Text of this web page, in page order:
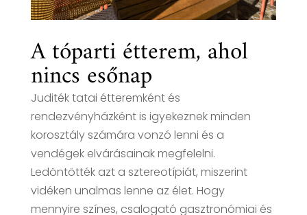
A tóparti étterem, ahol
nincs esőnap
Juditék tatai étteremként és
rendezvényházként is igyekeznek minden
korosztály számára vonzó lenni és a
vendégek elvárásainak megfelelni.
Ledöntötték azt a sztereotípiát, miszerint
vidéken unalmas lenne az élet. Hogy
mennyire színes, csalogató gasztronómiai és